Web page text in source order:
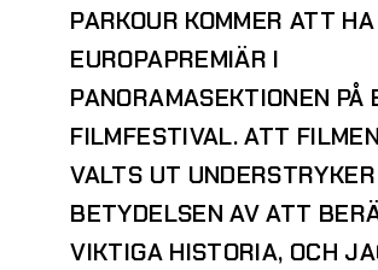
PARKOUR KOMMER ATT
EUROPAPREMIÄR I
PANORAMASEKTIONEN PÅ
FILMFESTIVAL. ATT
VALTS UT UNDERSTRYKER
BETYDELSEN AV ATT
VIKTIGA HISTORIA, OCH